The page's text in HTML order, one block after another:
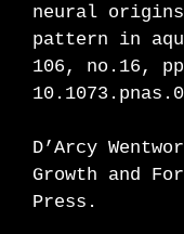
neural
pattern in
106, no.16,
D’Arcy
Growth and
Press.